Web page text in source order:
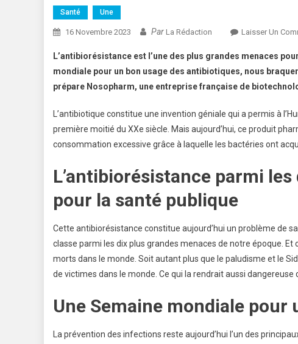
Santé Une
16 Novembre 2023 Par La Rédaction Laisser Un
L’antibiorésistance est l’une des plus grandes menaces
mondiale pour un bon usage des antibiotiques, nous
prépare Nosopharm, une entreprise française de
L’antibiotique constitue une invention géniale qui a permis à
première moitié du XXe siècle. Mais aujourd’hui, ce produit
consommation excessive grâce à laquelle les bactéries ont
L’antibiorésistance parmi
pour la santé publique
Cette antibiorésistance constitue aujourd’hui un problème de
classe parmi les dix plus grandes menaces de notre époque. Et
morts dans le monde. Soit autant plus que le paludisme et le
de victimes dans le monde. Ce qui la rendrait aussi dangereuse
Une Semaine mondiale
La prévention des infections reste aujourd’hui l’un des